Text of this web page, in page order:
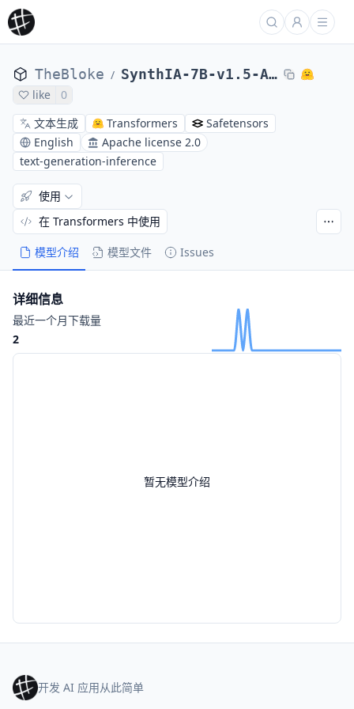
TheBloke / SynthIA-7B-v1.5-AWQ
like
0
文本生成
Transformers
Safetensors
English
Apache license 2.0
text-generation-inference
模型介绍 模型文件 Issues
使用
在 Transformers 中使用
暂无模型介绍
详细信息
最近一个月下载量
2
开发 AI 应用从此简单